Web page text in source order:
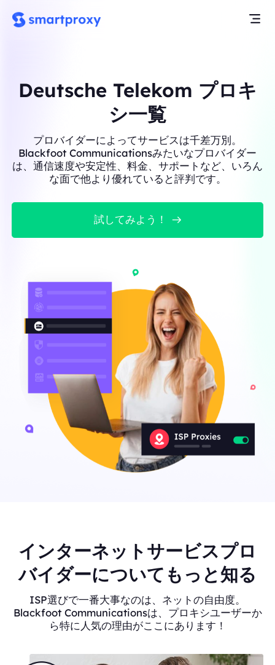
Deutsche Telekom プロキ
シ一覧
プロバイダーによってサービスは千差万別。
Blackfoot Communicationsみたいなプロバイダー
は、通信速度や安定性、料金、サポートなど、いろん
な面で他より優れていると評判です。
試してみよう！
インターネットサービスプロ
バイダーについてもっと知る
ISP選びで一番大事なのは、ネットの自由度。
Blackfoot Communicationsは、プロキシユーザーか
ら特に人気の理由がここにあります！